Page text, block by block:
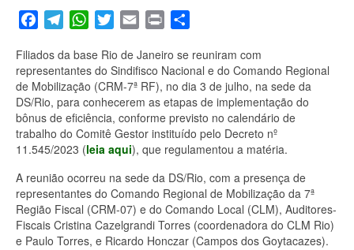
FacebookTelegramWhatsAppTwitterEmail Print
Filiados da base Rio de Janeiro se reuniram com
representantes do Sindifisco Nacional e do Comando Regional
de Mobilização (CRM-7ª RF), no dia 3 de julho, na sede da
DS/Rio, para conhecerem as etapas de implementação do
bônus de eficiência, conforme previsto no calendário de
trabalho do Comitê Gestor instituído pelo Decreto nº
11.545/2023 (leia aqui), que regulamentou a matéria.
A reunião ocorreu na sede da DS/Rio, com a presença de
representantes do Comando Regional de Mobilização da 7ª
Região Fiscal (CRM-07) e do Comando Local (CLM), Auditores-
Fiscais Cristina Cazelgrandi Torres (coordenadora do CLM Rio)
e Paulo Torres, e Ricardo Honczar (Campos dos Goytacazes).